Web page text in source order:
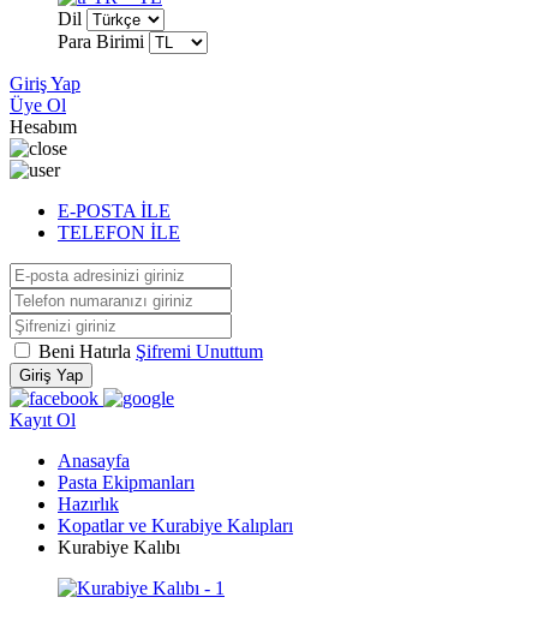
Dil
Para Birimi
Giriş Yap
Üye Ol
Hesabım
E-POSTA İLE
TELEFON İLE
Beni Hatırla Şifremi Unuttum
Giriş Yap
Kayıt Ol
Anasayfa
Pasta Ekipmanları
Hazırlık
Kopatlar ve Kurabiye Kalıpları
Kurabiye Kalıbı